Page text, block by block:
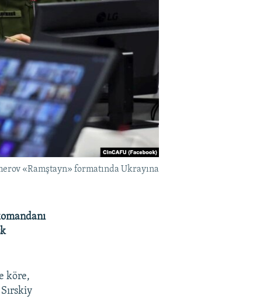
«Ramştayn» formatında Ukrayına
köre,